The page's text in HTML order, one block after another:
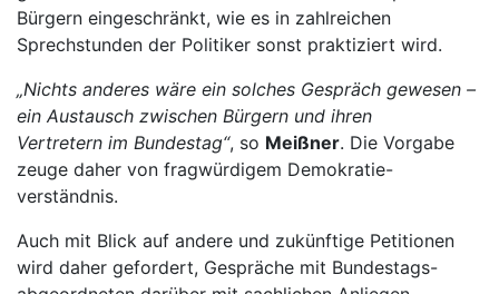
Bürgern eingeschränkt, wie es in zahlreichen
Sprechstunden der Politiker sonst praktiziert wird.
„Nichts anderes wäre ein solches Gespräch gewesen –
ein Austausch zwischen Bürgern und ihren
Vertretern im Bundestag“, so Meißner. Die Vorgabe
zeuge daher von fragwürdigem Demokratie-
verständnis.
Auch mit Blick auf andere und zukünftige Petitionen
wird daher gefordert, Gespräche mit Bundestags-